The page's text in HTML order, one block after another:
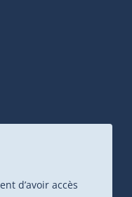
externe s'ouvrira
d’avoir accès